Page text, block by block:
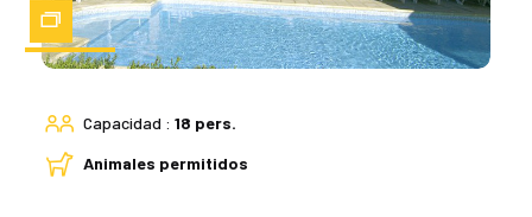
Zoom
Capacidad : 18 pers.
Animales permitidos